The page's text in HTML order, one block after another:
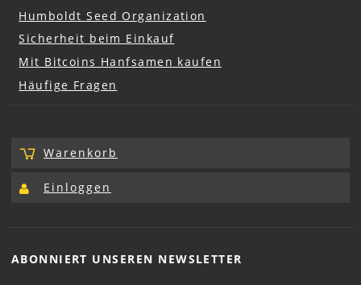
Humboldt Seed Organization
Sicherheit beim Einkauf
Mit Bitcoins Hanfsamen kaufen
Häufige Fragen
Warenkorb
Einloggen
ABONNIERT UNSEREN NEWSLETTER